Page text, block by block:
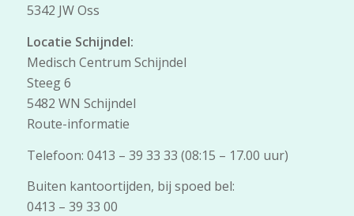
5342 JW Oss
Locatie Schijndel:
Medisch Centrum Schijndel
Steeg 6
5482 WN Schijndel
Route-informatie
Telefoon: 0413 – 39 33 33 (08:15 – 17.00 uur)
Buiten kantoortijden, bij spoed bel:
0413 – 39 33 00